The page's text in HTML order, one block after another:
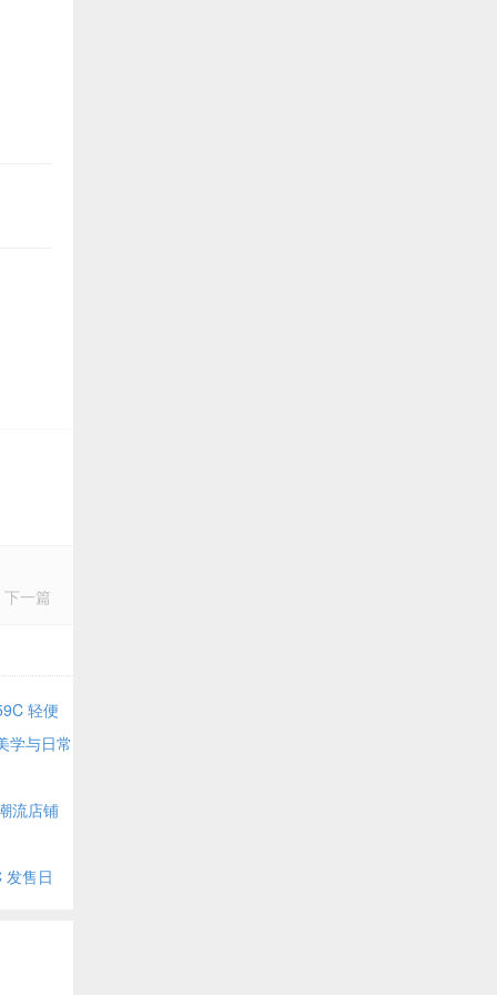
下一篇
轻便
学与日常
流店铺
发售日